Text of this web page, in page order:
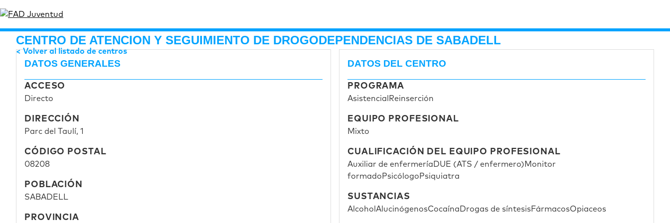
Volver al listado de centros
CENTRO DE ATENCION Y SEGUIMIENTO DE DROGODEPENDENCIAS DE SABADELL
DATOS GENERALES
ACCESO
Directo
DIRECCIÓN
Parc del Taulí, 1
CÓDIGO POSTAL
08208
POBLACIÓN
SABADELL
PROVINCIA
DATOS DEL CENTRO
PROGRAMA
Asistencial Reinserción
EQUIPO PROFESIONAL
Mixto
CUALIFICACIÓN DEL EQUIPO PROFESIONAL
Auxiliar de enfermería DUE (ATS / enfermero) Monitor
formado Psicólogo Psiquiatra
SUSTANCIAS
Alcohol AlucinógenosCocaína Drogas de síntesisFármacosOpiaceos